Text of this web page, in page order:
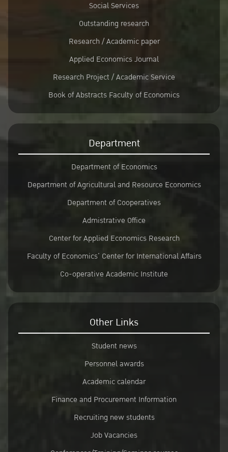
Social Services
Outstanding research
Research / Academic paper
Applied Economics Journal
Research Project / Academic Service
Book of Abstracts Faculty of Economics
Department
Department of Economics
Department of Agricultural and Resource Economics
Department of Cooperatives
Admistrative Office
Center for Applied Economics Research
Faculty of Economics’ Center for International Affairs
Co-operative Academic Institute
Other Links
Student news
Personnel awards
Academic calendar
Finance and Procurement Information
Recruiting new students
Job Vacancies